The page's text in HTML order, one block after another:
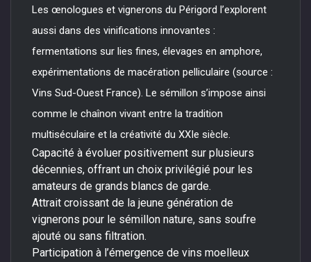
Les œnologues et vignerons du Périgord l’explorent
aussi dans des vinifications innovantes :
fermentations sur lies fines, élevages en amphore,
expérimentations de macération pelliculaire (source :
Vins Sud-Ouest France). Le sémillon s’impose ainsi
comme le chaînon vivant entre la tradition
multiséculaire et la créativité du XXIe siècle.
Capacité à évoluer positivement sur plusieurs
décennies, offrant un choix privilégié pour les
amateurs de grands blancs de garde.
Attrait croissant de la jeune génération de
vignerons pour le sémillon nature, sans soufre
ajouté ou sans filtration.
Participation à l’émergence de vins moelleux